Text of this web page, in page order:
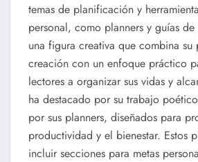
temas de planificación y
personal, como planners y guías
una figura creativa que combina su
creación con un enfoque práctico
lectores a organizar sus vidas y
ha destacado por su trabajo
por sus planners, diseñados para
productividad y el bienestar. Estos
incluir secciones para metas